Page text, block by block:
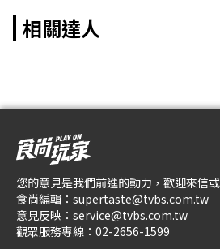
相關達人
您的意見是我們前進的動力，歡迎來信
食尚編輯： supertaste@tvbs.com.tw
意見反映： service@tvbs.com.tw
觀眾服務專線： 02-2656-1599